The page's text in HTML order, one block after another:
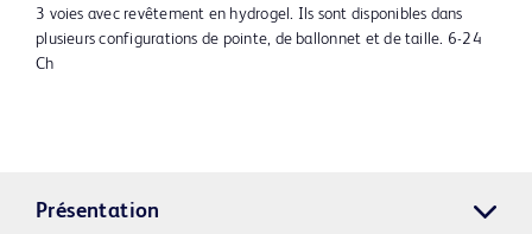
3 voies avec revêtement en hydrogel. Ils sont disponibles dans
plusieurs configurations de pointe, de ballonnet et de taille. 6-24
Ch
Présentation